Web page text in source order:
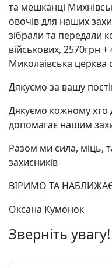
та мешканці
овочів для наших
зібрали та передали
військових, 2570грн
Миколаівська церква
Дякуємо за вашу
Дякуємо кожному хто
допомагає нашим
Разом ми сила, міць,
захисників
ВІРИМО ТА
Оксана Кумонок
Зверніть увагу!